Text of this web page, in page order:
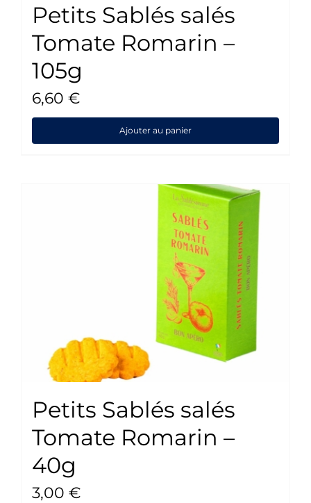
Petits Sablés salés
Tomate Romarin –
105g
6,60 €
Ajouter au panier
Petits Sablés salés
Tomate Romarin –
40g
3,00 €